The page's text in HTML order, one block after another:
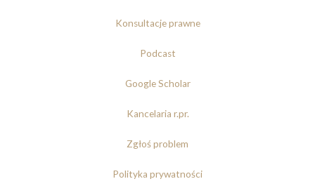
Konsultacje prawne
Podcast
Google Scholar
Kancelaria r.pr.
Zgłoś problem
Polityka prywatności